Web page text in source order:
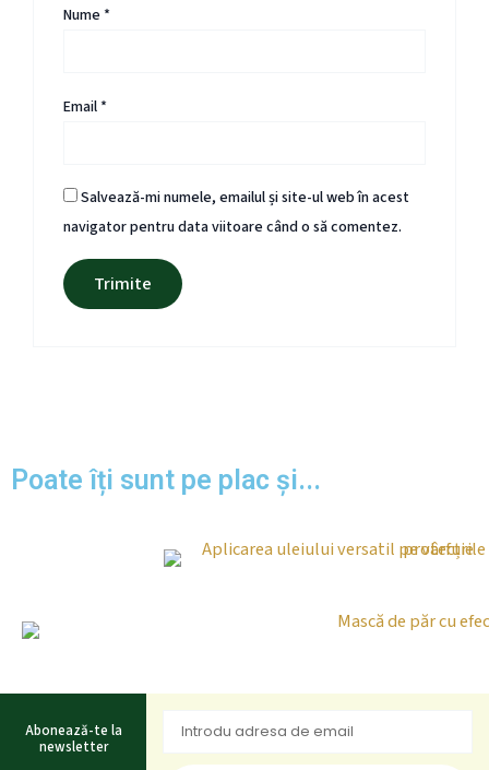
Nume*
Email*
Salvează-mi numele, emailul și site-ul web în acest
navigator pentru data viitoare când o să comentez.
Poate îți sunt pe plac și...
Abonează-te la
newsletter